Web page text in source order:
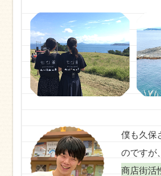
僕も久保
のですが
商店街活